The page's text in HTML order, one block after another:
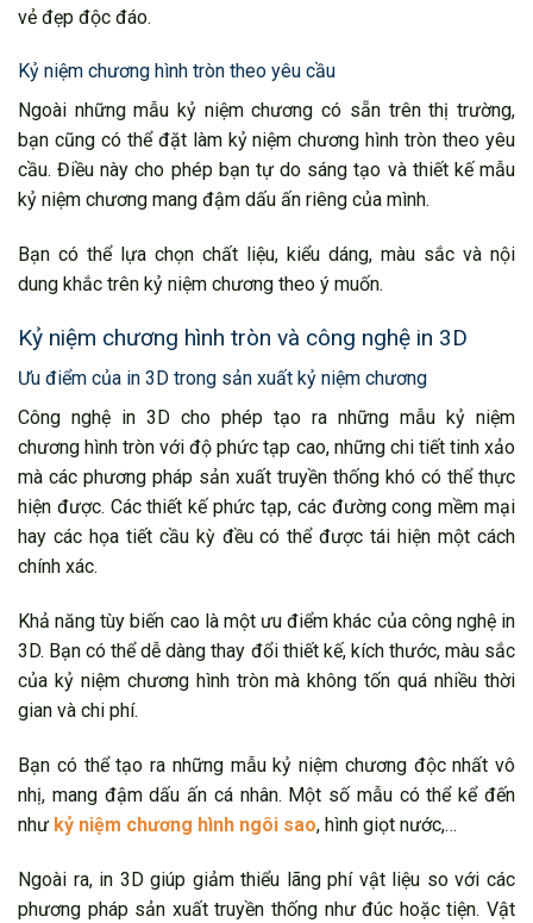
vẻ đẹp độc đáo.
Kỷ niệm chương hình tròn theo yêu cầu
Ngoài những mẫu kỷ niệm chương có sẵn trên thị trường,
bạn cũng có thể đặt làm kỷ niệm chương hình tròn theo yêu
cầu. Điều này cho phép bạn tự do sáng tạo và thiết kế mẫu
kỷ niệm chương mang đậm dấu ấn riêng của mình.
Bạn có thể lựa chọn chất liệu, kiểu dáng, màu sắc và nội
dung khắc trên kỷ niệm chương theo ý muốn.
Kỷ niệm chương hình tròn và công nghệ in 3D
Ưu điểm của in 3D trong sản xuất kỷ niệm chương
Công nghệ in 3D cho phép tạo ra những mẫu kỷ niệm
chương hình tròn với độ phức tạp cao, những chi tiết tinh xảo
mà các phương pháp sản xuất truyền thống khó có thể thực
hiện được. Các thiết kế phức tạp, các đường cong mềm mại
hay các họa tiết cầu kỳ đều có thể được tái hiện một cách
chính xác.
Khả năng tùy biến cao là một ưu điểm khác của công nghệ in
3D. Bạn có thể dễ dàng thay đổi thiết kế, kích thước, màu sắc
của kỷ niệm chương hình tròn mà không tốn quá nhiều thời
gian và chi phí.
Bạn có thể tạo ra những mẫu kỷ niệm chương độc nhất vô
nhị, mang đậm dấu ấn cá nhân. Một số mẫu có thể kể đến
như kỷ niệm chương hình ngôi sao, hình giọt nước,…
Ngoài ra, in 3D giúp giảm thiểu lãng phí vật liệu so với các
phương pháp sản xuất truyền thống như đúc hoặc tiện. Vật